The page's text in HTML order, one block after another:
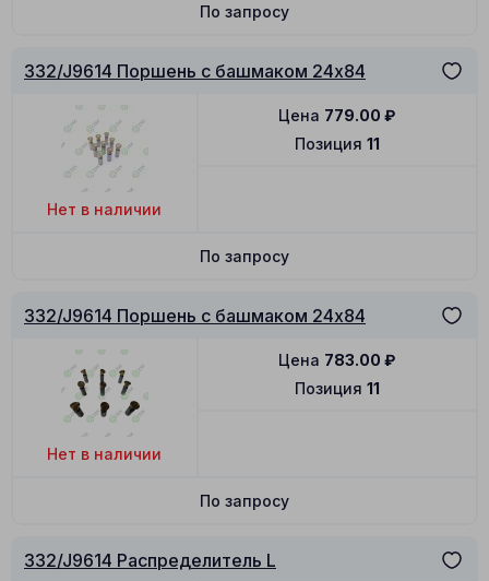
По запросу
332/J9614 Поршень с башмаком 24x84
Нет в наличии
Позиция 11
Цена 779.00 ₽
По запросу
332/J9614 Поршень с башмаком 24x84
Нет в наличии
Позиция 11
Цена 783.00 ₽
По запросу
332/J9614 Распределитель L